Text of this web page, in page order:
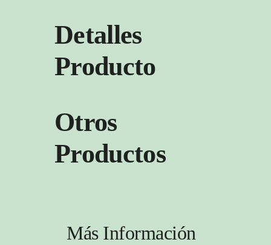
Detalles
Producto
Otros
Productos
Más Información